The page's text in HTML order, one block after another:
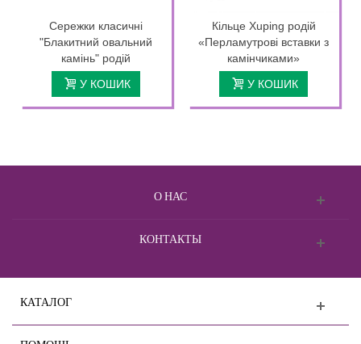
Сережки класичні
"Блакитний овальний
камінь" родій
У КОШИК
Кільце Xuping родій
«Перламутрові вставки з
камінчиками»
У КОШИК
О НАС
КОНТАКТЫ
КАТАЛОГ